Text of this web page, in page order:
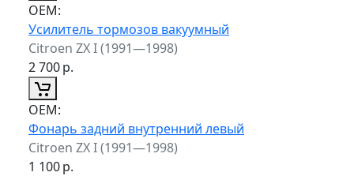
ОЕМ:
Усилитель тормозов вакуумный
Citroen ZX I (1991—1998)
2 700р.
ОЕМ:
Фонарь задний внутренний левый
Citroen ZX I (1991—1998)
1 100р.